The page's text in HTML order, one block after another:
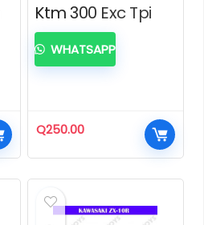
Ktm 300 Exc Tpi
Q250.00
WHATSAPP